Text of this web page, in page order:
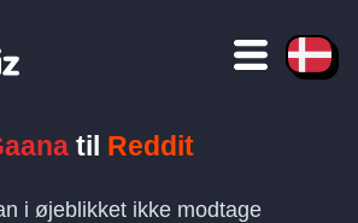
til Reddit
i øjeblikket ikke modtage